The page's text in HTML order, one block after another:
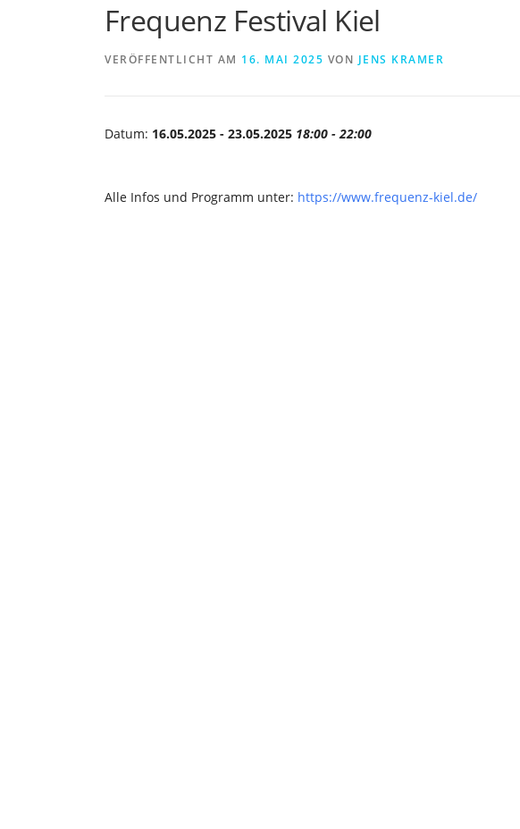
Frequenz Festival Kiel
VERÖFFENTLICHT AM 16. MAI 2025 VON JENS KRAMER
Datum: 16.05.2025 - 23.05.2025 18:00 - 22:00
Alle Infos und Programm unter: https://www.frequenz-kiel.de/